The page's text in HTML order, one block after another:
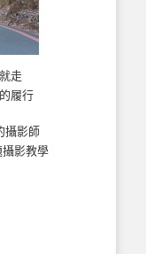
走
履行
攝影師
影教學